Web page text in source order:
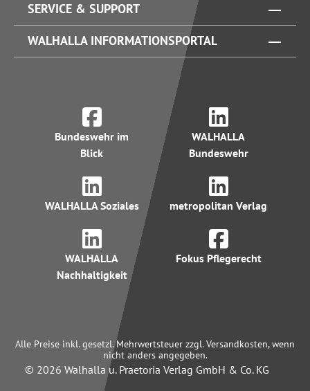
SERVICE & SUPPORT
WALHALLA INFORMATIONSPORTAL
Bundeswehr im
Blick
WALHALLA
Bundeswehr
WALHALLA Soziales metropolitan Verlag
WALHALLA
Nachhaltigkeit
Fokus Pflegerecht
Alle Preise inkl. gesetzl. Mehrwertsteuer zzgl. Versandkosten, wenn
nicht anders angegeben.
© 2026 Walhalla u. Praetoria Verlag GmbH & Co. KG